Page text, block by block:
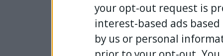
your opt-out request is
interest-based ads
by us or personal